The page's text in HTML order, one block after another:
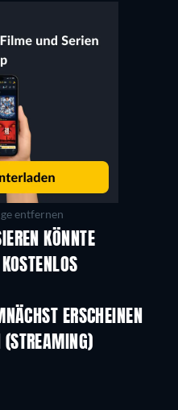
entfernen
KÖNNTE
Serie
ERSCHEINEN
Serie
(STREAMING)
Staffel 2